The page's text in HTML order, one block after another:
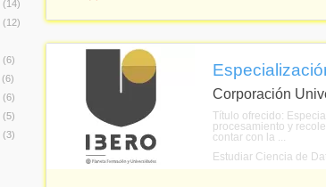
(14)
(12)
(6)
(6)
(6)
(5)
(3)
Corporación
Título ofrecido:
procesamiento y
contar con la ...
Estudiar Ciencia de